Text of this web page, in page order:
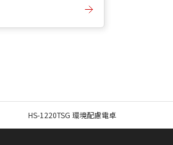
HS-1220TSG 環境配慮電卓